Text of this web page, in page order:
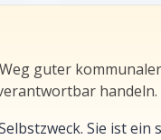
guter
handeln.
Sie ist